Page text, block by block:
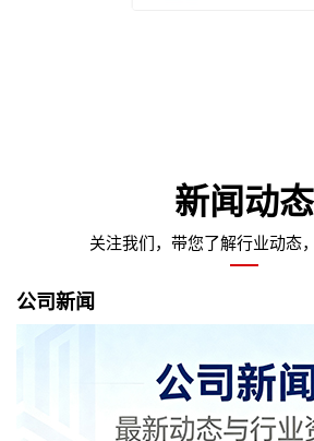
新闻动态
关注我们，带您了解行业动态
公司新闻